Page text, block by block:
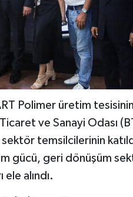
Polimer üretim tesisinin
ve Sanayi Odası
temsilcilerinin
gücü, geri dönüşüm
alındı.